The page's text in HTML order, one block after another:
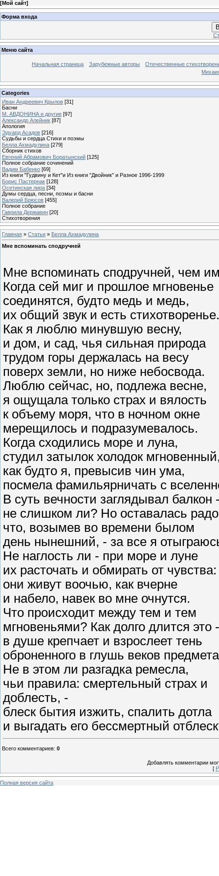
[Мой сайт]
Форма входа
Меню сайта
Начальная страница Зарубежные авторы
Отечественные
Categories
Иван Андреевич Крылов [31]
Басни
М. АВДОНИНА и другие [97]
Александр Алейник [87]
Апология
Эдуард Асадов [216]
Судьбы и сердца Стихи и поэмы
Белла Ахмадулина [279]
Сборник стихов
Евгений Абрамович Боратынский [125]
Полное собрание сочинений
Вадим Бабенко [69]
Из книги "Гудвину и Кет"и Из книги "Двойник" и Разное 1996-1999
Борис Пастернак [128]
Осетинская лира [34]
Думы сердца, песни, поэмы и басни
Валерий Брюсов [455]
Полное собрание
Гаврила Державин [20]
Стихотворения
Главная » Статьи » Белла Ахмадулина
Мне вспоминать сподручней
Мне вспоминать сподручней, чем
Когда сей миг и прошлое мгновенье
соединятся, будто медь и медь,
их общий звук и есть стихотворенье.
Как я люблю минувшую весну,
и дом, и сад, чья сильная природа
трудом горы держалась на весу
поверх земли, но ниже небосвода.
Люблю сейчас, но, подлежа весне,
я ощущала только страх и вялость
к объему моря, что в ночном окне
мерещилось и подразумевалось.
Когда сходились море и луна,
студил затылок холодок
как будто я, превысив чин ума,
посмела фамильярничать с
В суть вечности заглядывал балкон
не слишком ли? Но оставалась
что, возымев во времени былом
день нынешний, - за все я
Не наглость ли - при море и луне
их расточать и обмирать от чувства:
они живут воочью, как вчерне
и набело, навек во мне очнутся.
Что происходит между тем и тем
мгновеньями? Как долго длится это -
в душе крепчает и взрослеет тень
оброненного в глушь веков
Не в этом ли разгадка ремесла,
чьи правила: смертельный страх и
доблесть, -
блеск бытия изжить, спалить дотла
и выгадать его бессмертный
Всего комментариев: 0
Добавлять комментарии
[
Полная версия сайта